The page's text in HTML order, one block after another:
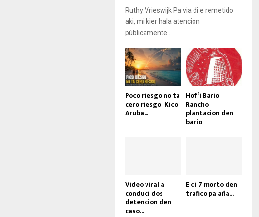
Ruthy Vrieswijk Pa via di e remetido
aki, mi kier hala atencion
públicamente...
Poco riesgo no ta
cero riesgo: Kico
Aruba...
Hof’i Bario
Rancho
plantacion den
bario
Video viral a
conduci dos
detencion den
caso...
E di 7 morto den
trafico pa aña...